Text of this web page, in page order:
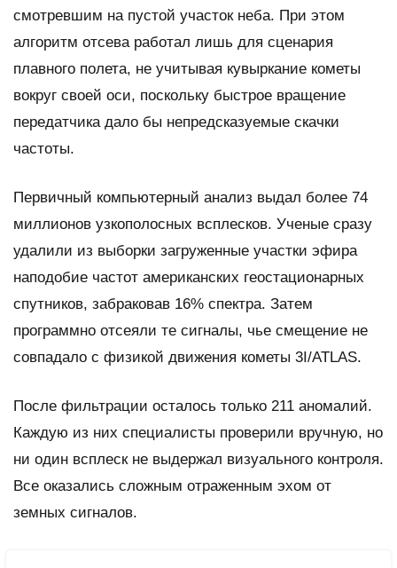
смотревшим на пустой участок неба. При этом
алгоритм отсева работал лишь для сценария
плавного полета, не учитывая кувыркание кометы
вокруг своей оси, поскольку быстрое вращение
передатчика дало бы непредсказуемые скачки
частоты.
Первичный компьютерный анализ выдал более 74
миллионов узкополосных всплесков. Ученые сразу
удалили из выборки загруженные участки эфира
наподобие частот американских геостационарных
спутников, забраковав 16% спектра. Затем
программно отсеяли те сигналы, чье смещение не
совпадало с физикой движения кометы 3I/ATLAS.
После фильтрации осталось только 211 аномалий.
Каждую из них специалисты проверили вручную, но
ни один всплеск не выдержал визуального контроля.
Все оказались сложным отраженным эхом от
земных сигналов.